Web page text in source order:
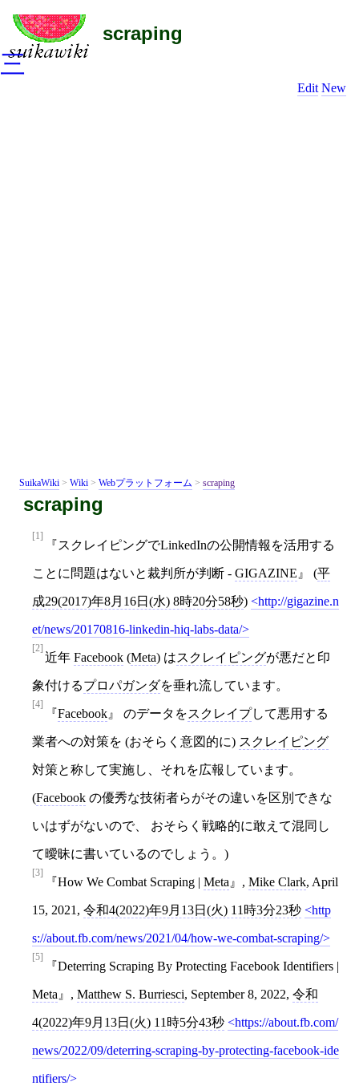
scraping
Edit New
SuikaWiki > Wiki > Webプラットフォーム > scraping
scraping
[1]
スクレイピングでLinkedInの公開情報を活用する
ことに問題はないと裁判所が判断 - GIGAZINE (平
成29(2017)年8月16日(水) 8時20分58秒) http://gigazine.n
et/news/20170816-linkedin-hiq-labs-data/
[2]
近年 Facebook (Meta) はスクレイピングが悪だと印
象付けるプロパガンダを垂れ流しています。
[4]
Facebook のデータをスクレイプして悪用する
業者への対策を (おそらく意図的に) スクレイピング
対策と称して実施し、それを広報しています。
(Facebook の優秀な技術者らがその違いを区別できな
いはずがないので、 おそらく戦略的に敢えて混同し
て曖昧に書いているのでしょう。)
[3]
How We Combat Scraping | Meta , Mike Clark, April
15, 2021, 令和4(2022)年9月13日(火) 11時3分23秒 http
s://about.fb.com/news/2021/04/how-we-combat-scraping/
[5]
Deterring Scraping By Protecting Facebook Identifiers |
Meta , Matthew S. Burriesci, September 8, 2022, 令和
4(2022)年9月13日(火) 11時5分43秒 https://about.fb.com/
news/2022/09/deterring-scraping-by-protecting-facebook-ide
ntifiers/
三